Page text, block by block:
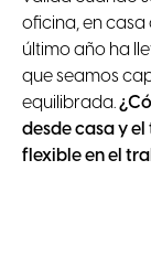
oficina, en casa
último año ha
que seamos
equilibrada.
desde casa y
flexible en el